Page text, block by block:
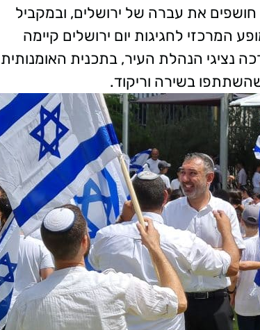
חושפים את עברה של ירושלים, ובמקביל
המרכזי לחגיגות יום ירושלים קיימה
נציגי הנהלת העיר, בתכנית האומנותית
בשירה וריקוד.